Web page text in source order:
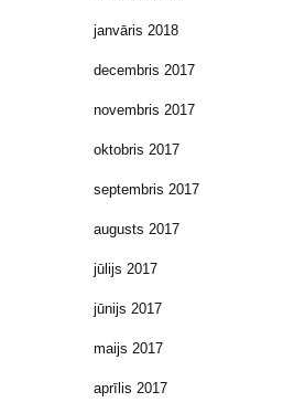
janvāris 2018
decembris 2017
novembris 2017
oktobris 2017
septembris 2017
augusts 2017
jūlijs 2017
jūnijs 2017
maijs 2017
aprīlis 2017